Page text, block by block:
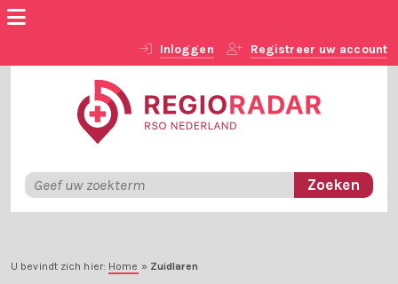
Inloggen Registreer uw account
U bevindt zich hier: Home » Zuidlaren